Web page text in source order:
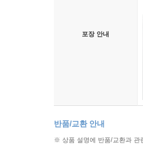
포장 안내
반품/교환 안내
※ 상품 설명에 반품/교환과 관